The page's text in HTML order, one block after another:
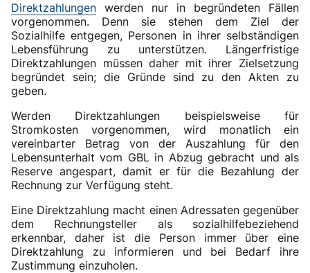
Direktzahlungen werden nur in begründeten Fällen
vorgenommen. Denn sie stehen dem Ziel der
Sozialhilfe entgegen, Personen in ihrer selbständigen
Lebensführung zu unterstützen. Längerfristige
Direktzahlungen müssen daher mit ihrer Zielsetzung
begründet sein; die Gründe sind zu den Akten zu
geben.
Werden Direktzahlungen beispielsweise für
Stromkosten vorgenommen, wird monatlich ein
vereinbarter Betrag von der Auszahlung für den
Lebensunterhalt vom GBL in Abzug gebracht und als
Reserve angespart, damit er für die Bezahlung der
Rechnung zur Verfügung steht.
Eine Direktzahlung macht einen Adressaten gegenüber
dem Rechnungsteller als sozialhilfebeziehend
erkennbar, daher ist die Person immer über eine
Direktzahlung zu informieren und bei Bedarf ihre
Zustimmung einzuholen.